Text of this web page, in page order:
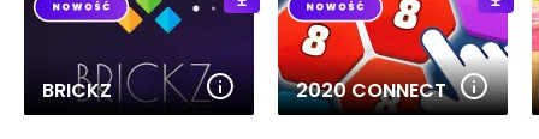
BRICKZ 2020 CONNECT